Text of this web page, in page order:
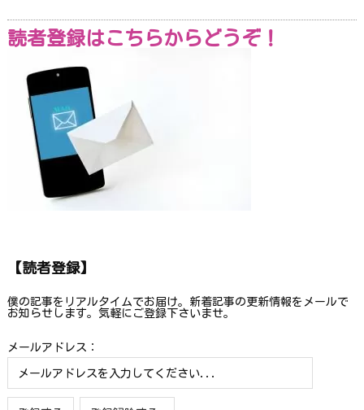
読者登録はこちらからどうぞ！
【読者登録】
僕の記事をリアルタイムでお届け。新着記事の更新情報をメールで
お知らせします。気軽にご登録下さいませ。
メールアドレス：